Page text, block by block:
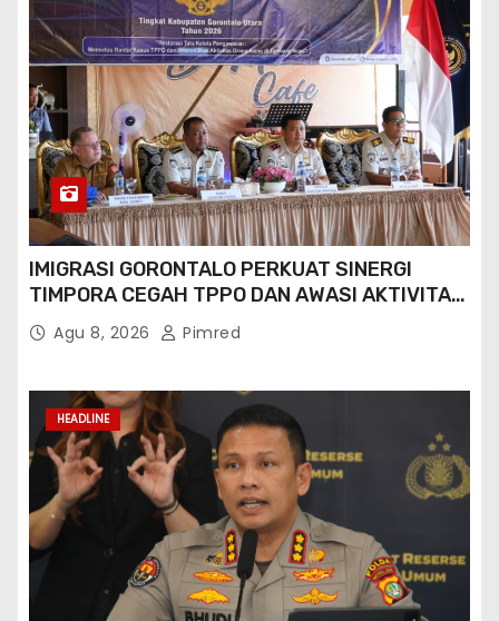
IMIGRASI GORONTALO PERKUAT SINERGI
TIMPORA CEGAH TPPO DAN AWASI AKTIVITAS
ORANG ASING DI GORONTALO UTARA
Agu 8, 2026 Pimred
HEADLINE